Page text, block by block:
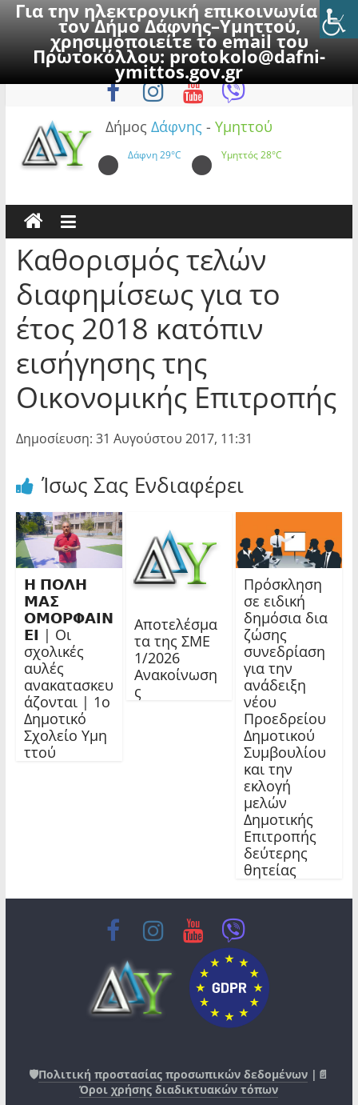
Για την ηλεκτρονική επικοινωνία με
τον Δήμο Δάφνης–Υμηττού,
χρησιμοποιείτε το email του
Πρωτοκόλλου:protokolo@dafni-
ymittos.gov.gr
to
Παρασκευή, 7 Αυγούστου 2026
Δήμος Δάφνης - Υμηττού
Δάφνη29°C Υμηττός28°C
Καθορισμός τελών
διαφημίσεως για το
έτος 2018 κατόπιν
εισήγησης της
Οικονομικής Επιτροπής
Δημοσίευση: 31 Αυγούστου 2017, 11:31
Ίσως Σας Ενδιαφέρει
𝝜 𝝥𝝤𝝠𝝜
𝝡𝝖𝝨
𝝤𝝡𝝤𝝦𝝫𝝖𝝞𝝢
𝝚𝝞 | Οι
σχολικές
αυλές
ανακατασκευ
άζονται | 1ο
Δημοτικό
Σχολείο Υμη
ττού
Αποτελέσμα
τα της ΣΜΕ
1/2026
Ανακοίνωση
ς
Πρόσκληση
σε ειδική
δημόσια δια
ζώσης
συνεδρίαση
για την
ανάδειξη
νέου
Προεδρείου
Δημοτικού
Συμβουλίου
και την
εκλογή
μελών
Δημοτικής
Επιτροπής
δεύτερης
θητείας
🛡️Πολιτική προστασίας προσωπικών δεδομένων |📄
Όροι χρήσης διαδικτυακών τόπων